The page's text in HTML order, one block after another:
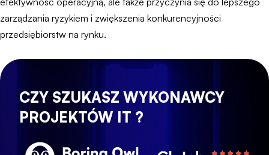
zarządzania ryzykiem i zwiększenia konkurencyjności
przedsiębiorstw na rynku.
CZY SZUKASZ WYKONAWCY
PROJEKTÓW IT ?